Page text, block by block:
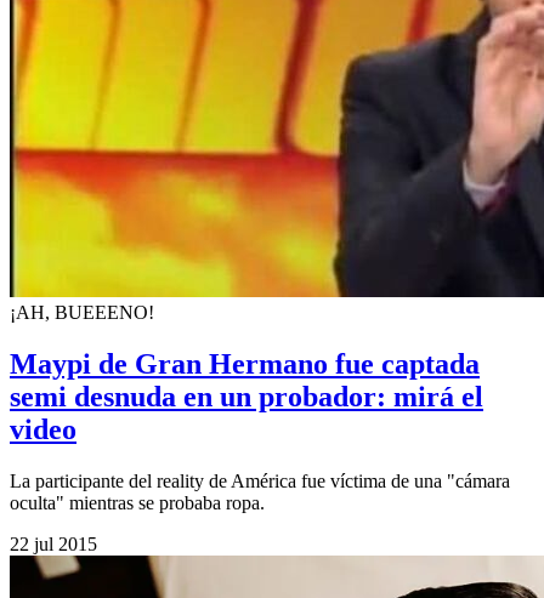
¡AH, BUEEENO!
Maypi de Gran Hermano fue captada
semi desnuda en un probador: mirá el
video
La participante del reality de América fue víctima de una "cámara
oculta" mientras se probaba ropa.
22 jul 2015